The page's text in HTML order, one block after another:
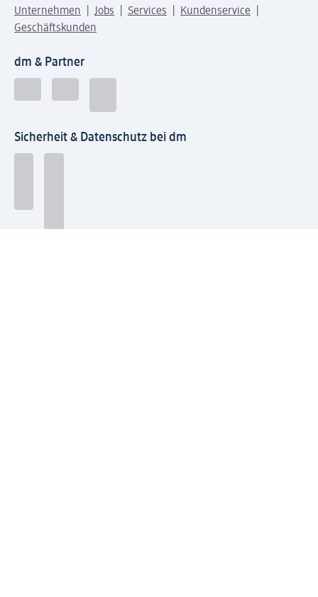
Unternehmen Jobs Services
Kundenservice
Geschäftskunden
dm & Partner
Sicherheit & Datenschutz bei dm